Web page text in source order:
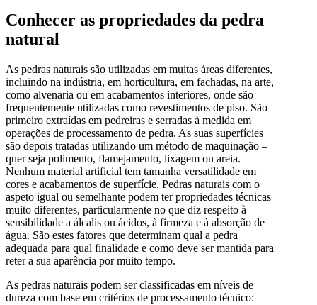
Conhecer as propriedades da pedra
natural
As pedras naturais são utilizadas em muitas áreas diferentes,
incluindo na indústria, em horticultura, em fachadas, na arte,
como alvenaria ou em acabamentos interiores, onde são
frequentemente utilizadas como revestimentos de piso. São
primeiro extraídas em pedreiras e serradas à medida em
operações de processamento de pedra. As suas superfícies
são depois tratadas utilizando um método de maquinação –
quer seja polimento, flamejamento, lixagem ou areia.
Nenhum material artificial tem tamanha versatilidade em
cores e acabamentos de superfície. Pedras naturais com o
aspeto igual ou semelhante podem ter propriedades técnicas
muito diferentes, particularmente no que diz respeito à
sensibilidade a álcalis ou ácidos, à firmeza e à absorção de
água. São estes fatores que determinam qual a pedra
adequada para qual finalidade e como deve ser mantida para
reter a sua aparência por muito tempo.
As pedras naturais podem ser classificadas em níveis de
dureza com base em critérios de processamento técnico: